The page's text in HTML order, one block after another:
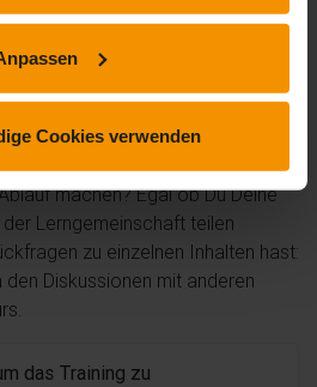
Cookies verwenden
Fragen zum Kurs
zum Kurs? Du möchtest Dir
machen? Egal ob Du Deine
Lerngemeinschaft teilen
zu einzelnen Inhalten hast:
Diskussionen mit anderen
das Training zu